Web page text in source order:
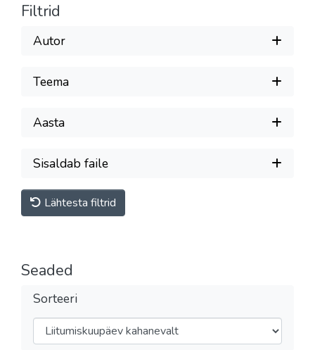
Filtrid
Autor
Teema
Aasta
Sisaldab faile
Lähtesta filtrid
Seaded
Sorteeri